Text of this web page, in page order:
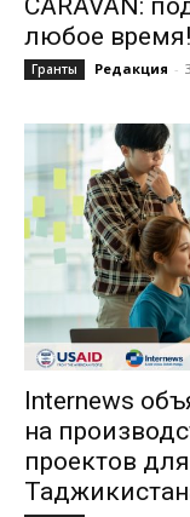
любое время!
Гранты Редакция -
Internews
на
проектов